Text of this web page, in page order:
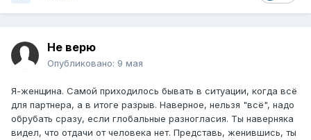
Не верю
Опубликовано: 9 мая
Я-женщина. Самой приходилось бывать в ситуации, когда всё
для партнера, а в итоге разрыв. Наверное, нельзя "всё", надо
обрубать сразу, если глобальные разногласия. Ты наверняка
видел, что отдачи от человека нет. Представь, женившись, ты